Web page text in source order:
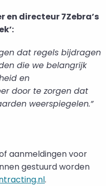
en directeur 7Zebra’s
dat regels bijdragen
die we belangrijk
en
door te zorgen dat
weerspiegelen.”
aanmeldingen voor
gestuurd worden
.